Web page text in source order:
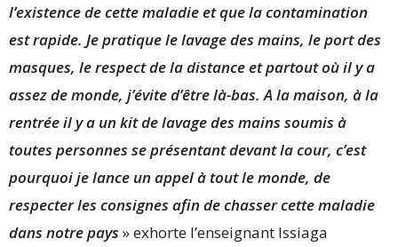
l’existence de cette maladie et que la contamination
est rapide. Je pratique le lavage des mains, le port des
masques, le respect de la distance et partout où il y a
assez de monde, j’évite d’être là-bas. A la maison, à la
rentrée il y a un kit de lavage des mains soumis à
toutes personnes se présentant devant la cour, c’est
pourquoi je lance un appel à tout le monde, de
respecter les consignes afin de chasser cette maladie
dans notre pays » exhorte l’enseignant Issiaga